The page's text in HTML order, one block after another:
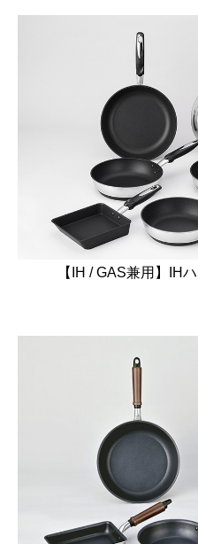
【IH / GAS兼用】IH